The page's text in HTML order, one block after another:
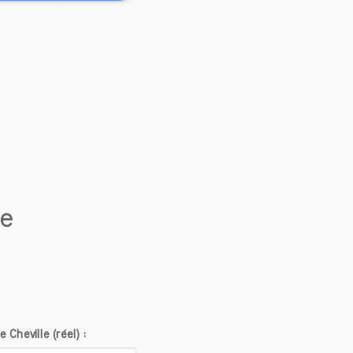
était
est
pour
mot
à
le
au
ses
Cheville (réel) :